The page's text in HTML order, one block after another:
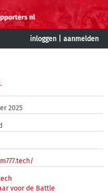
inloggen aanmelden
.
2025
voor de Battle